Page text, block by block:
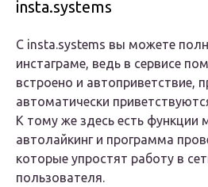
insta.systems
С insta.systems вы можете
инстаграме, ведь в сервисе
встроено и автоприветствие,
автоматически
К тому же здесь есть функции
автолайкинг и программа
которые упростят работу в
пользователя.